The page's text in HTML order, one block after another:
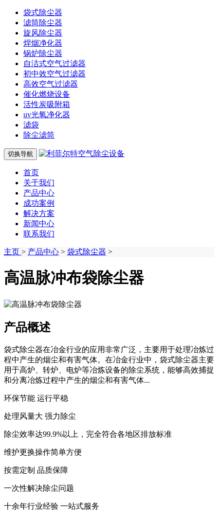
袋式除尘器
滤筒除尘器
旋风除尘器
焊烟净化器
锅炉除尘器
自洁式空气过滤器
初中效空气过滤器
高效空气过滤器
催化燃烧设备
活性炭吸附箱
uv光氧净化器
滤袋
除尘滤筒
切换导航
首页
关于我们
产品中心
成功案例
解决方案
新闻中心
联系我们
主页 > 产品中心 > 袋式除尘器 >
高温脉冲布袋除尘器
产品概述
袋式除尘器在冶金行业的应用非常广泛，主要用于处理冶炼过
程中产生的烟尘和有害气体‌。在冶金行业中，袋式除尘器主要
用于高炉、转炉、电炉等冶炼设备的除尘系统，能够高效捕捉
和分离冶炼过程中产生的烟尘和有害气体...
环保节能 运行平稳
处理风量大 强力除尘
除尘效率达99.9%以上，完全符合各地区排放标准
维护更换操作简单方便
按需定制 品质保障
一次性解决除尘问题
十余年行业经验 一站式服务